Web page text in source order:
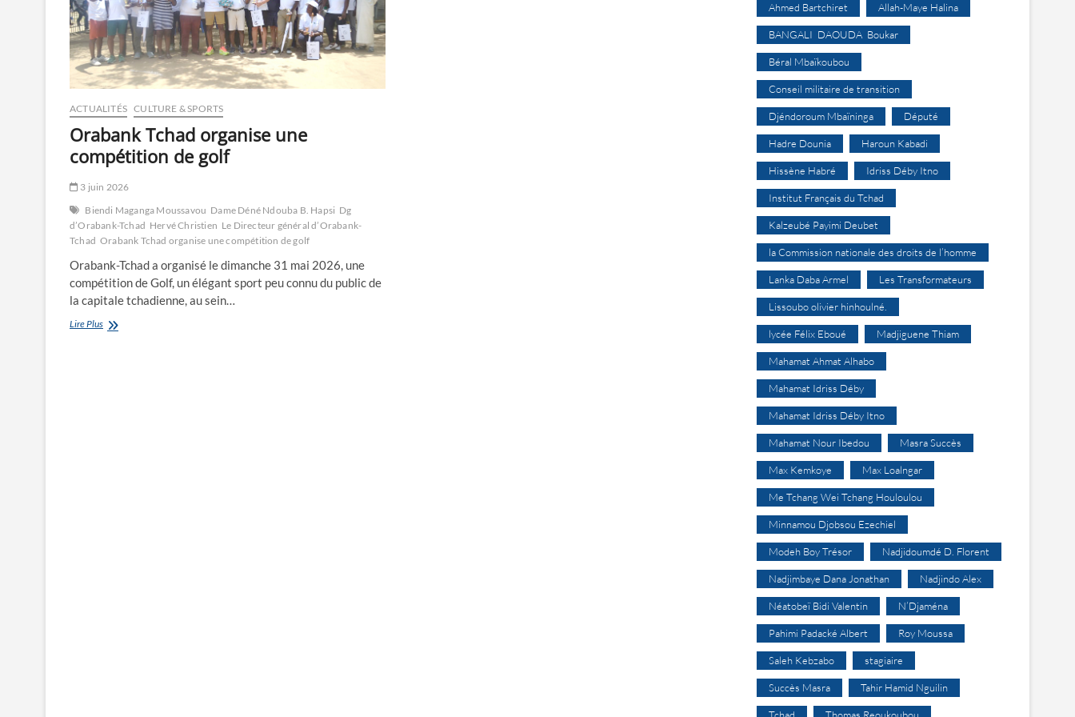
ACTUALITÉS CULTURE & SPORTS
Orabank Tchad organise une
compétition de golf
3 juin 2026
Biendi Maganga Moussavou Dame Déné Ndouba B. Hapsi Dg
d’Orabank-Tchad Hervé Christien Le Directeur général d’Orabank-
Tchad Orabank Tchad organise une compétition de golf
Orabank-Tchad a organisé le dimanche 31 mai 2026, une
compétition de Golf, un élégant sport peu connu du public de
la capitale tchadienne, au sein…
Lire PlusOrabank
Ahmed Bartchiret Allah-Maye Halina
BANGALI DAOUDA Boukar
Béral Mbaïkoubou
Conseil militaire de transition
Djéndoroum Mbaïninga Député
Hadre Dounia Haroun Kabadi
Hissène Habré Idriss Déby Itno
Institut Français du Tchad
Kalzeubé Payimi Deubet
la Commission nationale des droits de l’homme
Lanka Daba Armel Les Transformateurs
Lissoubo olivier hinhoulné.
lycée Félix Eboué Madjiguene Thiam
Mahamat Ahmat Alhabo
Mahamat Idriss Déby
Mahamat Idriss Déby Itno
Mahamat Nour Ibedou Masra Succès
Max Kemkoye Max Loalngar
Me Tchang Wei Tchang Houloulou
Minnamou Djobsou Ezechiel
Modeh Boy Trésor Nadjidoumdé D. Florent
Nadjimbaye Dana Jonathan Nadjindo Alex
Néatobeï Bidi Valentin N’Djaména
Pahimi Padacké Albert Roy Moussa
Saleh Kebzabo stagiaire
Succès Masra Tahir Hamid Nguilin